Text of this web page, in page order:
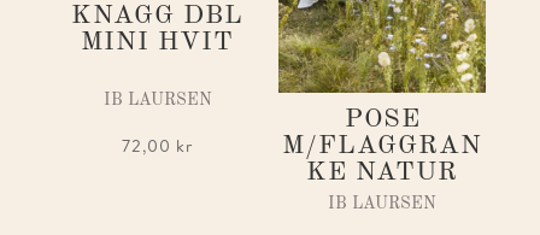
KNAGG DBL
MINI HVIT
IB LAURSEN
72,00 kr
POSE
M/FLAGGRAN
KE NATUR
IB LAURSEN